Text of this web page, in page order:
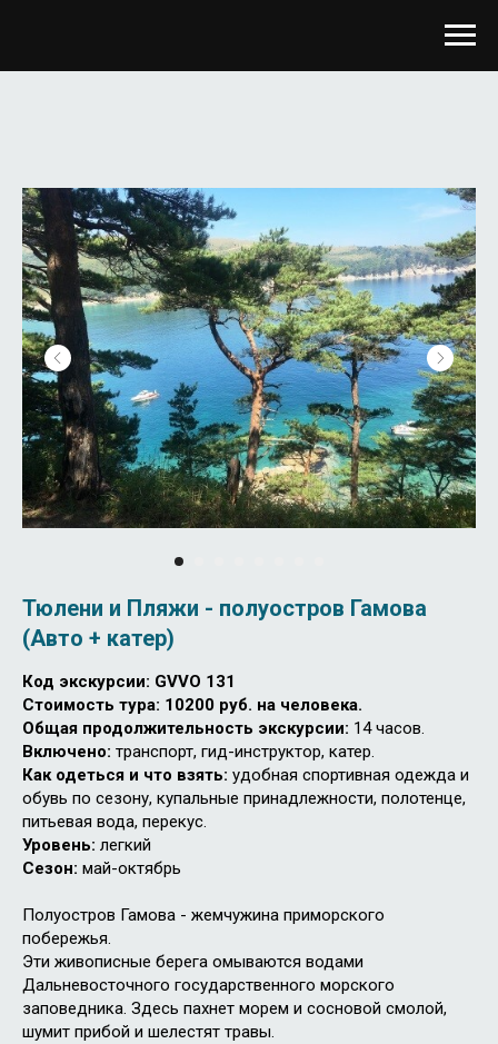
Тюлени и Пляжи - полуостров Гамова
(Авто + катер)
Код экскурсии: GVVO 131
Стоимость тура: 10200 руб. на человека.
Общая продолжительность экскурсии: 14 часов.
Включено: транспорт, гид-инструктор, катер.
Как одеться и что взять: удобная спортивная одежда и
обувь по сезону, купальные принадлежности, полотенце,
питьевая вода, перекус.
Уровень: легкий
Cезон: май-октябрь
Полуостров Гамова - жемчужина приморского
побережья.
Эти живописные берега омываются водами
Дальневосточного государственного морского
заповедника. Здесь пахнет морем и сосновой смолой,
шумит прибой и шелестят травы.